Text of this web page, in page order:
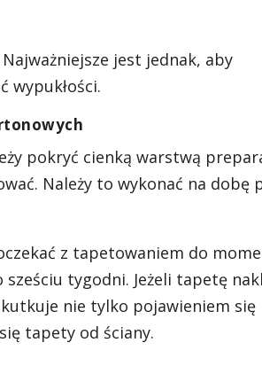
jest jednak, aby
wypukłości.
pokryć cienką warstwą
Należy to wykonać na dobę
z tapetowaniem do
tygodni. Jeżeli tapetę
nie tylko pojawieniem się
tapety od ściany.